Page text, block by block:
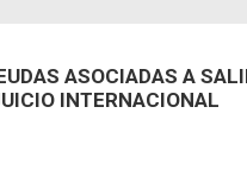
ASOCIADAS A
INTERNACIONAL